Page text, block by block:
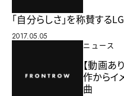
「自分らしさ」を称賛する
2017.05.05
ニュース
【動画あ
作からイ
曲